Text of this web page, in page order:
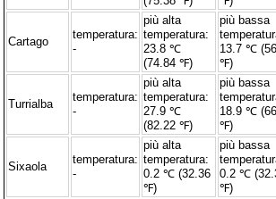
Cartago
temperatura:
-
più alta
temperatura:
23.8 ℃
(74.84 ℉)
più bassa
13.7 ℃
℉)
Turrialba
temperatura:
-
più alta
temperatura:
27.9 ℃
(82.22 ℉)
più bassa
18.9 ℃
℉)
Sixaola
temperatura:
-
più alta
temperatura:
0.2 ℃ (32.36
℉)
più bassa
0.2 ℃
℉)